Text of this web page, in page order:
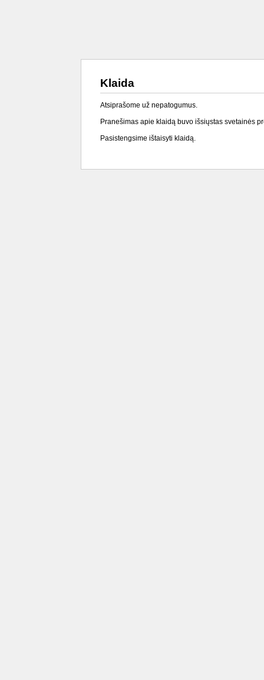
Klaida
Atsiprašome už nepatogumus.
Pranešimas apie klaidą buvo išsiųstas svetainės
Pasistengsime ištaisyti klaidą.